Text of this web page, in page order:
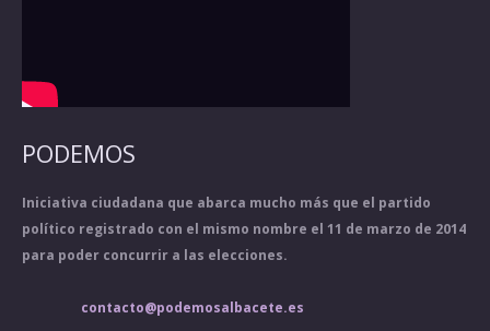
PODEMOS
Iniciativa ciudadana que abarca mucho más que el partido
político registrado con el mismo nombre el 11 de marzo de 2014
para poder concurrir a las elecciones.
contacto@podemosalbacete.es